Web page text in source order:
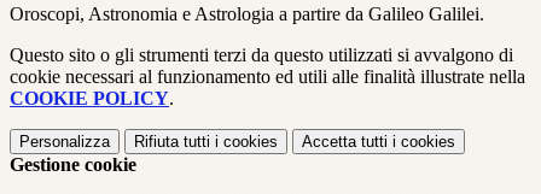
Oroscopi, Astronomia e Astrologia a partire da Galileo Galilei.
Questo sito o gli strumenti terzi da questo utilizzati si avvalgono di
cookie necessari al funzionamento ed utili alle finalità illustrate nella
COOKIE POLICY.
Personalizza Rifiuta tutti i cookies Accetta tutti i cookies
Gestione cookie